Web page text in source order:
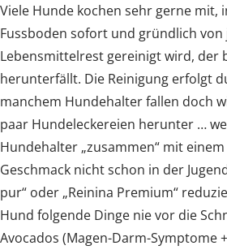
Viele Hunde kochen sehr gerne mit,
Fussboden sofort und gründlich von
Lebensmittelrest gereinigt wird, der
herunterfällt. Die Reinigung erfolgt
manchem Hundehalter fallen doch
paar Hundeleckereien herunter …
Hundehalter „zusammen“ mit
Geschmack nicht schon in der
pur“ oder „Reinina Premium“
Hund folgende Dinge nie vor die
Avocados (Magen-Darm-Symptome